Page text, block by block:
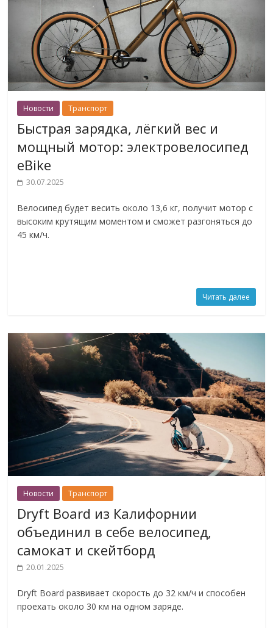
Новости Транспорт
Быстрая зарядка, лёгкий вес и
мощный мотор: электровелосипед
eBike
30.07.2025
Велосипед будет весить около 13,6 кг, получит мотор с
высоким крутящим моментом и сможет разгоняться до
45 км/ч.
Читать далее
Новости Транспорт
Dryft Board из Калифорнии
объединил в себе велосипед,
самокат и скейтборд
20.01.2025
Dryft Board развивает скорость до 32 км/ч и способен
проехать около 30 км на одном заряде.